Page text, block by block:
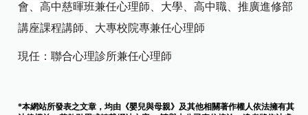
會、高中慈暉班兼任心理師、大學、高中職、推廣進修部
講座課程講師、大專校院專兼任心理師
現任：聯合心理診所兼任心理師
*本網站所發表之文章，均由《嬰兒與母親》及其他相關著作權人依法擁有其